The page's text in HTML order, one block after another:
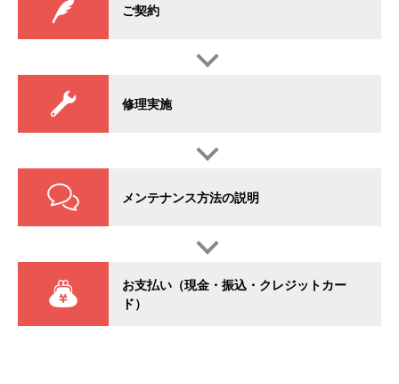
ご契約
修理実施
メンテナンス方法の説明
お支払い（現金・振込・クレジットカー
ド）